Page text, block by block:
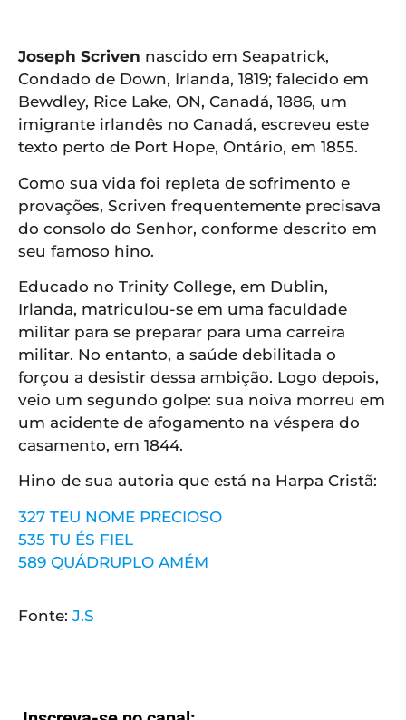
Joseph Scriven nascido em Seapatrick,
Condado de Down, Irlanda, 1819; falecido em
Bewdley, Rice Lake, ON, Canadá, 1886, um
imigrante irlandês no Canadá, escreveu este
texto perto de Port Hope, Ontário, em 1855.
Como sua vida foi repleta de sofrimento e
provações, Scriven frequentemente precisava
do consolo do Senhor, conforme descrito em
seu famoso hino.
Educado no Trinity College, em Dublin,
Irlanda, matriculou-se em uma faculdade
militar para se preparar para uma carreira
militar. No entanto, a saúde debilitada o
forçou a desistir dessa ambição. Logo depois,
veio um segundo golpe: sua noiva morreu em
um acidente de afogamento na véspera do
casamento, em 1844.
Hino de sua autoria que está na Harpa Cristã:
327 TEU NOME PRECIOSO
535 TU ÉS FIEL
589 QUÁDRUPLO AMÉM
Fonte: J.S